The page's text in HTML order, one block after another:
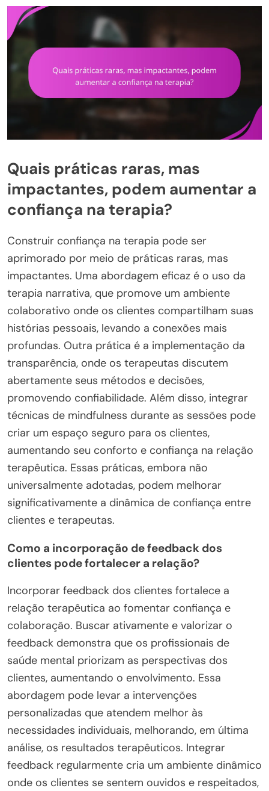
Quais práticas raras, mas
impactantes, podem aumentar a
confiança na terapia?
Construir confiança na terapia pode ser
aprimorado por meio de práticas raras, mas
impactantes. Uma abordagem eficaz é o uso da
terapia narrativa, que promove um ambiente
colaborativo onde os clientes compartilham suas
histórias pessoais, levando a conexões mais
profundas. Outra prática é a implementação da
transparência, onde os terapeutas discutem
abertamente seus métodos e decisões,
promovendo confiabilidade. Além disso, integrar
técnicas de mindfulness durante as sessões pode
criar um espaço seguro para os clientes,
aumentando seu conforto e confiança na relação
terapêutica. Essas práticas, embora não
universalmente adotadas, podem melhorar
significativamente a dinâmica de confiança entre
clientes e terapeutas.
Como a incorporação de feedback dos
clientes pode fortalecer a relação?
Incorporar feedback dos clientes fortalece a
relação terapêutica ao fomentar confiança e
colaboração. Buscar ativamente e valorizar o
feedback demonstra que os profissionais de
saúde mental priorizam as perspectivas dos
clientes, aumentando o envolvimento. Essa
abordagem pode levar a intervenções
personalizadas que atendem melhor às
necessidades individuais, melhorando, em última
análise, os resultados terapêuticos. Integrar
feedback regularmente cria um ambiente dinâmico
onde os clientes se sentem ouvidos e respeitados,